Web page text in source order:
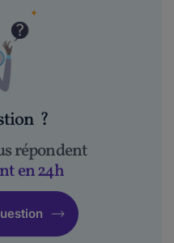
?
répondent
en 24h